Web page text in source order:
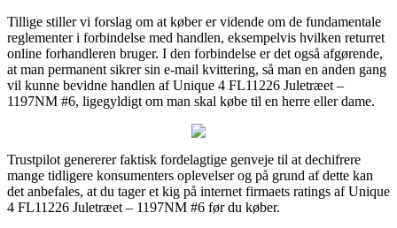
Tillige stiller vi forslag om at køber er vidende om de fundamentale
reglementer i forbindelse med handlen, eksempelvis hvilken returret
online forhandleren bruger. I den forbindelse er det også afgørende,
at man permanent sikrer sin e-mail kvittering, så man en anden gang
vil kunne bevidne handlen af Unique 4 FL11226 Juletræet –
1197NM #6, ligegyldigt om man skal købe til en herre eller dame.
Trustpilot genererer faktisk fordelagtige genveje til at dechifrere
mange tidligere konsumenters oplevelser og på grund af dette kan
det anbefales, at du tager et kig på internet firmaets ratings af Unique
4 FL11226 Juletræet – 1197NM #6 før du køber.